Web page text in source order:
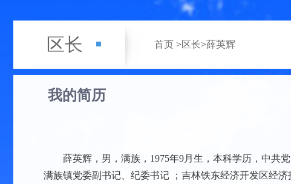
区长 首页 >区长>薛英辉
我的简历
薛英辉，男，满族，1975年9月生，本科学历，中共
满族镇党委副书记、纪委书记 ；吉林铁东经济开发区经